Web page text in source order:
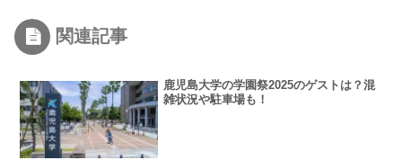
関連記事
鹿児島大学の学園祭2025のゲストは？混
雑状況や駐車場も！